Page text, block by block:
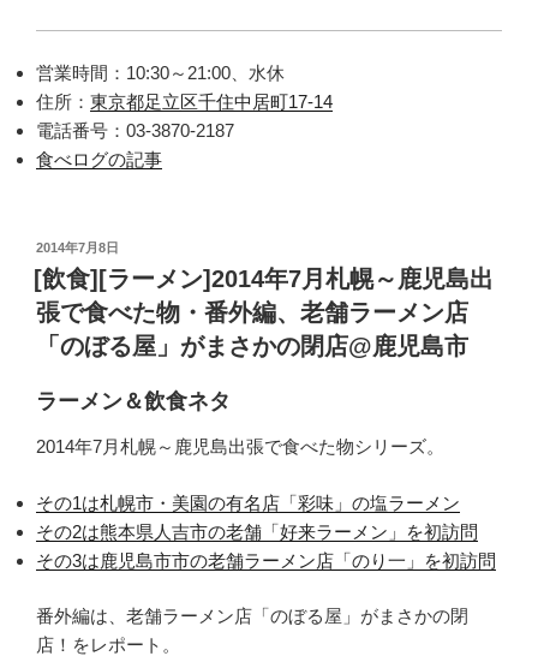
営業時間：10:30～21:00、水休
住所： 東京都足立区千住中居町17-14
電話番号：03-3870-2187
食べログの記事
投
稿
日:
2014年7月8日
[飲食][ラーメン]2014年7月札幌～鹿児島出
張で食べた物・番外編、老舗ラーメン店
「のぼる屋」がまさかの閉店@鹿児島市
ラーメン＆飲食ネタ
2014年7月札幌～鹿児島出張で食べた物シリーズ。
その1は札幌市・美園の有名店「彩味」の塩ラーメン
その2は熊本県人吉市の老舗「好来ラーメン」を初訪問
その3は鹿児島市市の老舗ラーメン店「のり一」を初訪問
番外編は、老舗ラーメン店「のぼる屋」がまさかの閉
店！をレポート。